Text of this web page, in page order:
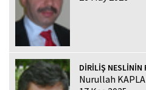
DİRİLİŞ NESLİNİN
Nurullah